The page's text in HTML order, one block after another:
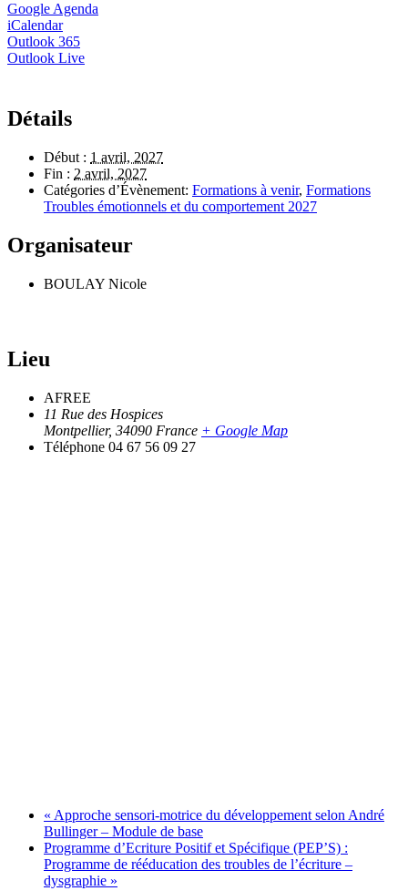
Google Agenda
iCalendar
Outlook 365
Outlook Live
Détails
Début : 1 avril, 2027
Fin : 2 avril, 2027
Catégories d’Évènement: Formations à venir, Formations
Troubles émotionnels et du comportement 2027
Organisateur
BOULAY Nicole
Lieu
AFREE
11 Rue des Hospices
Montpellier, 34090 France + Google Map
Téléphone 04 67 56 09 27
« Approche sensori-motrice du développement selon André
Bullinger – Module de base
Programme d’Ecriture Positif et Spécifique (PEP’S) :
Programme de rééducation des troubles de l’écriture –
dysgraphie »